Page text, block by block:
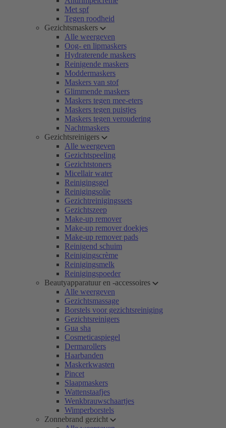
Met spf
Tegen roodheid
Gezichtsmaskers
Alle weergeven
Oog- en lipmaskers
Hydraterende maskers
Reinigende maskers
Moddermaskers
Maskers van stof
Glimmende maskers
Maskers tegen mee-eters
Maskers tegen puistjes
Maskers tegen veroudering
Nachtmaskers
Gezichtsreinigers
Alle weergeven
Gezichtspeeling
Gezichtstoners
Micellair water
Reinigingsgel
Reinigingsolie
Gezichtreinigingssets
Gezichtszeep
Make-up remover
Make-up remover doekjes
Make-up remover pads
Reinigend schuim
Reinigingscrème
Reinigingsmelk
Reinigingspoeder
Beautyapparatuur en -accessoires
Alle weergeven
Gezichtsmassage
Borstels voor gezichtsreiniging
Gezichtsreinigers
Gua sha
Cosmeticaspiegel
Dermarollers
Haarbanden
Maskerkwasten
Pincet
Slaapmaskers
Wattenstaafjes
Wenkbrauwschaartjes
Wimperborstels
Zonnebrand gezicht